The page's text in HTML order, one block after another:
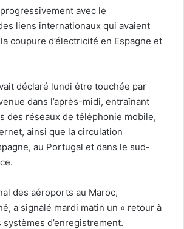
avec le
liens internationaux qui avaient
coupure d’électricité en Espagne et
déclaré lundi être touchée par
dans l’après-midi, entraînant
des réseaux de téléphonie mobile,
ainsi que la circulation
au Portugal et dans le sud-
des aéroports au Maroc,
a signalé mardi matin un « retour à
systèmes d’enregistrement.